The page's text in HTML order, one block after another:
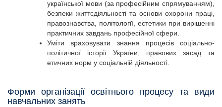
української мови (за професійним спрямуванням),
безпеки життєдіяльності та основи охорони праці,
правознавства, політології, естетики при вирішенні
практичних завдань професійної сфери.
Уміти враховувати знання процесів соціально-
політичної історії України, правових засад та
етичних норм у соціальній діяльності.
Форми організації освітнього процесу та види
навчальних занять